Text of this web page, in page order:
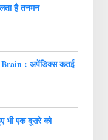
है तनमन
: अपेंडिक्स कतई
भी एक दूसरे को